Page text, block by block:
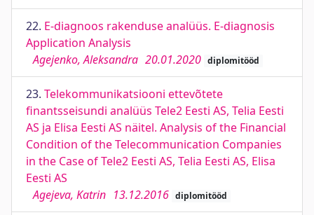
22. E-diagnoos rakenduse analüüs. E-diagnosis
Application Analysis
Agejenko, Aleksandra 20.01.2020 diplomitööd
23. Telekommunikatsiooni ettevõtete
finantsseisundi analüüs Tele2 Eesti AS, Telia Eesti
AS ja Elisa Eesti AS näitel. Analysis of the Financial
Condition of the Telecommunication Companies
in the Case of Tele2 Eesti AS, Telia Eesti AS, Elisa
Eesti AS
Agejeva, Katrin 13.12.2016 diplomitööd